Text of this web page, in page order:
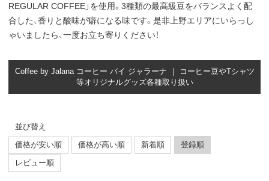
REGULAR COFFEE」を使用。3種類の最高級豆をバランスよく配
合した、香りと酸味が癖になる味です。是非上野エリアにいらっし
ゃいましたら、一度お立ち寄りください！
Coffee by Jalana コーヒー バイ ジャラーナ ｜ コーヒー豆やTシャツ
等オリジナルグッズ各種取り扱い
並び替え
価格が安い順
価格が高い順 新着順
登録順
レビュー順